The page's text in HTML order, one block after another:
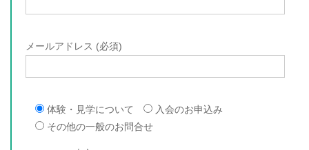
メールアドレス (必須)
体験・見学について
入会のお申込み
その他の一般のお問合せ